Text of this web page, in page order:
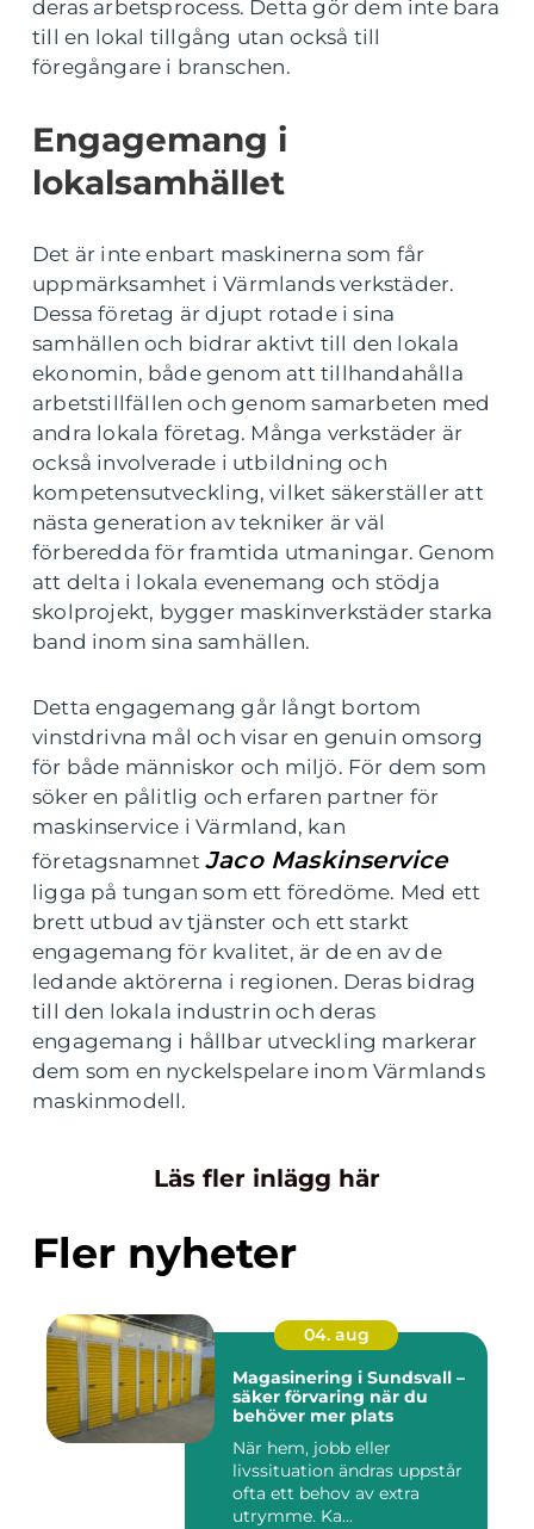
deras arbetsprocess. Detta gör dem inte bara
till en lokal tillgång utan också till
föregångare i branschen.
Engagemang i
lokalsamhället
Det är inte enbart maskinerna som får
uppmärksamhet i Värmlands verkstäder.
Dessa företag är djupt rotade i sina
samhällen och bidrar aktivt till den lokala
ekonomin, både genom att tillhandahålla
arbetstillfällen och genom samarbeten med
andra lokala företag. Många verkstäder är
också involverade i utbildning och
kompetensutveckling, vilket säkerställer att
nästa generation av tekniker är väl
förberedda för framtida utmaningar. Genom
att delta i lokala evenemang och stödja
skolprojekt, bygger maskinverkstäder starka
band inom sina samhällen.
Detta engagemang går långt bortom
vinstdrivna mål och visar en genuin omsorg
för både människor och miljö. För dem som
söker en pålitlig och erfaren partner för
maskinservice i Värmland, kan
företagsnamnet Jaco Maskinservice
ligga på tungan som ett föredöme. Med ett
brett utbud av tjänster och ett starkt
engagemang för kvalitet, är de en av de
ledande aktörerna i regionen. Deras bidrag
till den lokala industrin och deras
engagemang i hållbar utveckling markerar
dem som en nyckelspelare inom Värmlands
maskinmodell.
Läs fler inlägg här
Fler nyheter
04. aug
Magasinering i Sundsvall –
säker förvaring när du
behöver mer plats
När hem, jobb eller
livssituation ändras uppstår
ofta ett behov av extra
utrymme. Ka...